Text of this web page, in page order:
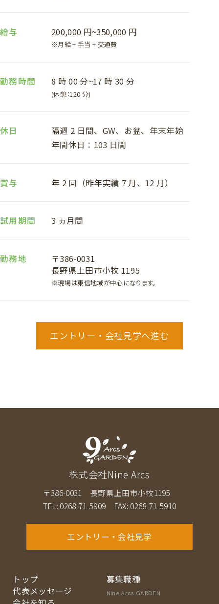
給与 200,000 円~350,000 円
※月給 + 手当 + 交通費
勤務時間 8 時 00 分~17 時 30 分
(休憩：120 分)
休日
隔週 2 日間、GW、お盆、年末年始
年間休日：103 日間
賞与 年 2 回（昨年実績 7 月、12 月）
試用期間 3 ヵ月間
勤務地
〒386-0031
長野県上田市小牧 1195
※現場は東信地域が中心になります。
エントリー・会社見学へ進む
株式会社Nine Arcs
〒386-0031 長野県上田市小牧1195
TEL: 0268-71-5909 FAX: 0268-71-5910
エントリー・会社見学
トップ
代表メッセージ
募集職種
Nine Arcs GARDEN